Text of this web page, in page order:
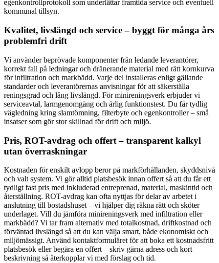
egenkontrollprotokoll som underlättar framtida service och eventuell
kommunal tillsyn.
Kvalitet, livslängd och service – byggt för många års
problemfri drift
Vi använder beprövade komponenter från ledande leverantörer,
korrekt fall på ledningar och dränerande material med rätt kornkurva
för infiltration och markbädd. Varje del installeras enligt gällande
standarder och leverantörernas anvisningar för att säkerställa
reningsgrad och lång livslängd. För minireningsverk erbjuder vi
serviceavtal, larmgenomgång och årlig funktionstest. Du får tydlig
vägledning kring slamtömning, filterbyte och egenkontroller – små
insatser som gör stor skillnad för drift och miljö.
Pris, ROT-avdrag och offert – transparent kalkyl
utan överraskningar
Kostnaden för enskilt avlopp beror på markförhållanden, skyddsnivå
och valt system. Vi gör alltid platsbesök innan offert så att du får ett
tydligt fast pris med inkluderad entreprenad, material, maskintid och
återställning. ROT-avdrag kan ofta nyttjas för delar av arbetet i
anslutning till bostadshuset – vi hjälper dig räkna rätt och sköter
underlaget. Vill du jämföra minireningsverk med infiltration eller
markbädd? Vi tar fram alternativ med totalkostnad, driftkostnad och
förväntad livslängd så att du kan välja smart, både ekonomiskt och
miljömässigt. Använd kontaktformuläret för att boka ett kostnadsfritt
platsbesök eller begära en offert – skriv gärna adress och kort
beskrivning så återkopplar vi med förslag och tid.